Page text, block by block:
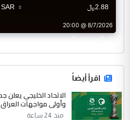
CurrencyRate
اقرأ أيضاً
وأولى مواجهات العراق
منذ 24 ساعة